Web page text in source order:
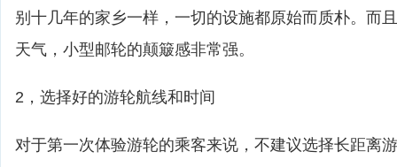
别十几年的家乡一样，一切的设施都原始而质朴。而
天气，小型邮轮的颠簸感非常强。
2，选择好的游轮航线和时间
对于第一次体验游轮的乘客来说，不建议选择长距离